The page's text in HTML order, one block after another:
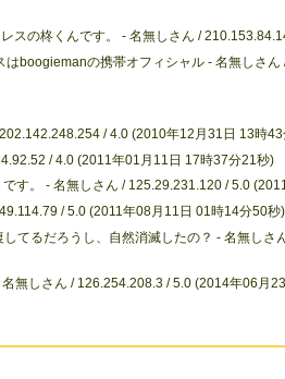
スの柊くんです。 - 名無しさん /
boogiemanの携帯オフィシャル - 名無しさ
/ 4.0 (2010年12月31日 13時
/ 4.0 (2011年01月11日 17時37分21秒)
す。 - 名無しさん / 125.29.231.120 / 5.0
/ 5.0 (2011年08月11日 01時14分50秒)
してるだろうし、自然消滅したの？ - 名無し
無しさん / 126.254.208.3 / 5.0 (2014年06月